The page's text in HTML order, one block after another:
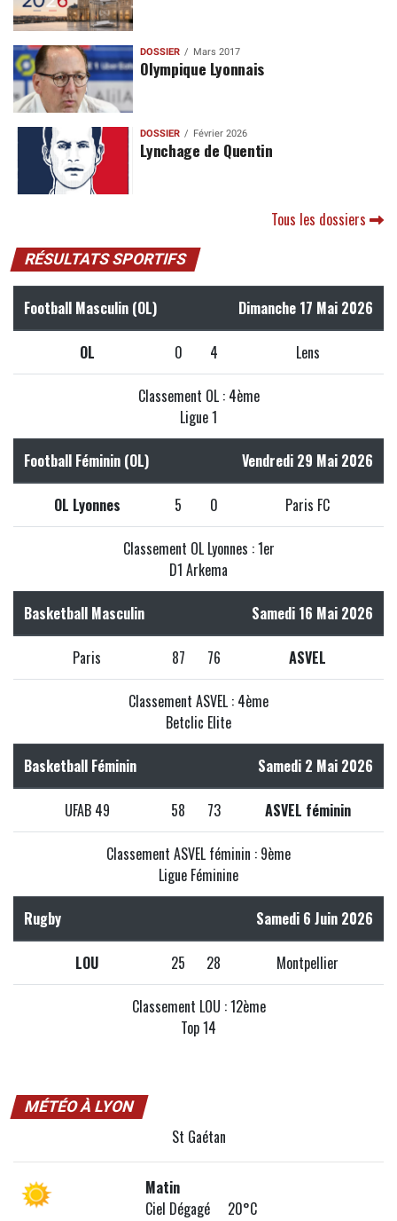
DOSSIER Mars 2017
Olympique Lyonnais
DOSSIER Février 2026
Lynchage de Quentin
Tous les dossiers
RÉSULTATS SPORTIFS
Football Masculin (OL) Dimanche 17 Mai 2026
OL 0 4 Lens
Classement OL : 4ème
Ligue 1
Football Féminin (OL) Vendredi 29 Mai 2026
OL Lyonnes 5 0 Paris FC
Classement OL Lyonnes : 1er
D1 Arkema
Basketball Masculin Samedi 16 Mai 2026
Paris 87 76 ASVEL
Classement ASVEL : 4ème
Betclic Elite
Basketball Féminin Samedi 2 Mai 2026
UFAB 49 58 73 ASVEL féminin
Classement ASVEL féminin : 9ème
Ligue Féminine
Rugby Samedi 6 Juin 2026
LOU 25 28 Montpellier
Classement LOU : 12ème
Top 14
MÉTÉO À LYON
St Gaétan
Matin
Ciel Dégagé 20°C